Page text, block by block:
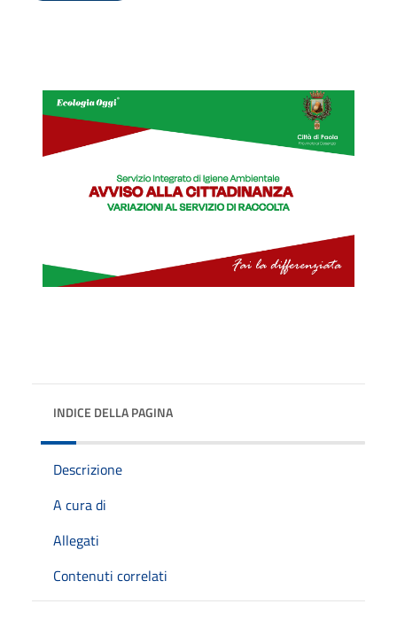
INDICE DELLA PAGINA
Descrizione
A cura di
Allegati
Contenuti correlati